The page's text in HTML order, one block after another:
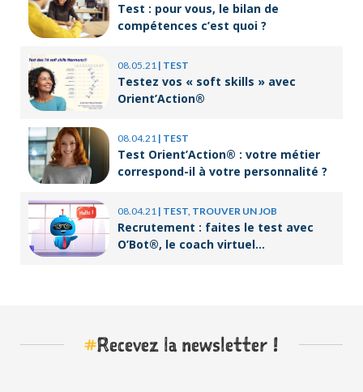
Test : pour vous, le bilan de
compétences c’est quoi ?
08.05.21 | TEST
Testez vos « soft skills » avec
Orient’Action®
08.04.21 | TEST
Test Orient’Action® : votre métier
correspond-il à votre personnalité ?
08.04.21 | TEST, TROUVER UN JOB
Recrutement : faites le test avec
O’Bot®, le coach virtuel
#Recevez la newsletter !